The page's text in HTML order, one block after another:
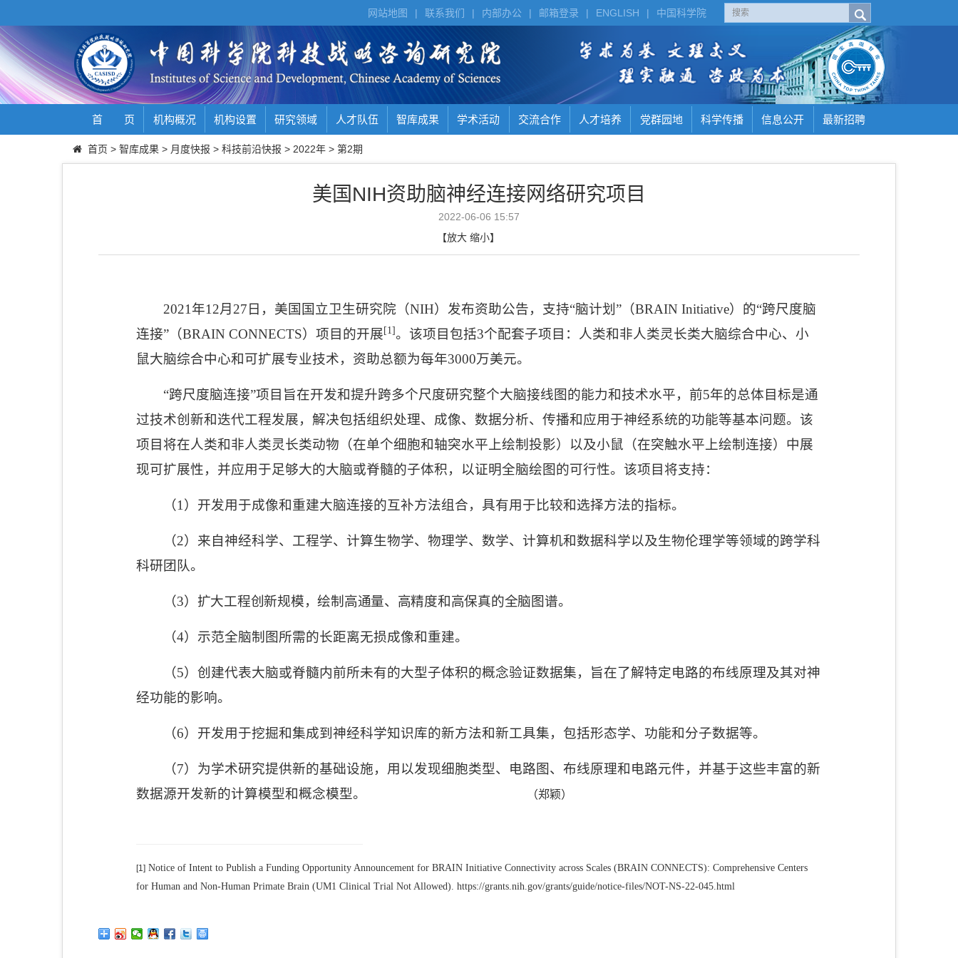
中国科学院
|
ENGLISH
|
邮箱登录
|
内部办公
|
联系我们
|
网站地图
首 页 机构概况 机构设置 研究领域 人才队伍 智库成果 学术活动 交流合作 人才培养 党群园地 科学传播 信息公开 最新招聘
首页 > 智库成果 > 月度快报 > 科技前沿快报 > 2022年 > 第2期
美国NIH资助脑神经连接网络研究项目
2022-06-06 15:57
【放大 缩小】
2021 年12月 27 日， 美国国立卫生研究院（NIH） 发布资助公告，支持“脑计划 ”（BRAIN Initiative）的“跨尺度脑
连接” （BRAIN CONNECTS）项目的开展 [1]。该项目包括3个配套子项目：人类和非人类灵长类大脑综合中心、小
鼠大脑综合中心和可扩展专业技术，资助总额为每年3000万美元。
“跨尺度脑连接”项目旨在开发和提升跨多个尺度研究整个大脑接线图的能力和技术水平，前5年的总体目标是通
过技术创新和迭代工程发展，解决包括组织处理、成像、数据分析、传播和应用于神经系统的功能等基本问题。该
项目将在人类和非人类灵长类动物（在单个细胞和轴突水平上绘制投影）以及小鼠（在突触水平上绘制连接）中展
现可扩展性，并应用于足够大的大脑或脊髓的子体积，以证明全脑绘图的可行性。该项目将支持：
（1 ）开发用于成像和重建大脑连接的互补方法组合，具有用于比较和选择方法的指标。
（2）来自神经科学、工程学、计算生物学、物理学、数学、计算机和数据科学以及生物伦理学等领域的跨学科
科研团队。
（3） 扩大工程创新规模，绘制高通量、高精度和高保真的全脑图谱。
（4）示范全脑制图所需的长距离无损成像和重建。
（5）创建代表大脑或脊髓内前所未有的大型子体积的概念验证数据集，旨在了解特定电路的布线原理及其对神
经功能的影响。
（6）开发用于挖掘和集成到神经科学知识库的新方法和新工具集，包括形态学、功能和分子数据等。
（7）为学术研究提供新的基础设施，用以发现细胞类型、电路图、布线原理和电路元件，并基于这些丰富的新
数据源开发新的计算模型和概念模型。
（郑颖）
[1] Notice of Intent to Publish a Funding Opportunity Announcement for BRAIN Initiative Connectivity across Scales (BRAIN CONNECTS): Comprehensive Centers
for Human and Non-Human Primate Brain (UM1 Clinical Trial Not Allowed). https://grants.nih.gov/grants/guide/notice-files/NOT-NS-22-045.html